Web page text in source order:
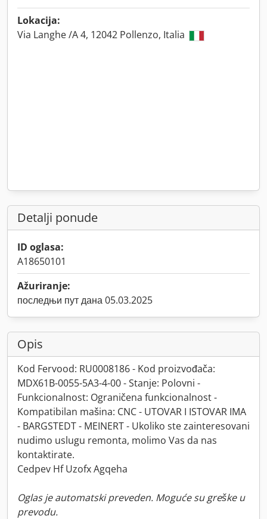
Lokacija:
Via Langhe /A 4, 12042 Pollenzo, Italia
Detalji ponude
ID oglasa:
A18650101
Ažuriranje:
последњи пут дана 05.03.2025
Opis
Kod Fervood: RU0008186 - Kod proizvođača:
MDX61B-0055-5A3-4-00 - Stanje: Polovni -
Funkcionalnost: Ograničena funkcionalnost -
Kompatibilan mašina: CNC - UTOVAR I ISTOVAR IMA
- BARGSTEDT - MEINERT - Ukoliko ste zainteresovani
nudimo uslugu remonta, molimo Vas da nas
kontaktirate.
Cedpev Hf Uzofx Agqeha
Oglas je automatski preveden. Moguće su greške u
prevodu.